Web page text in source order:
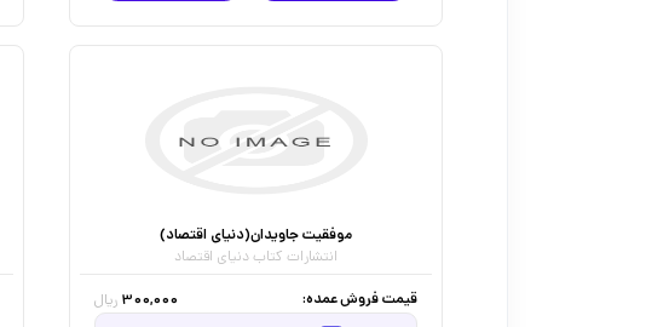
موفقیت جاویدان(دنیای اقتصاد)
انتشارات کتاب دنیای اقتصاد
قیمت فروش عمده: 300,000 ریال